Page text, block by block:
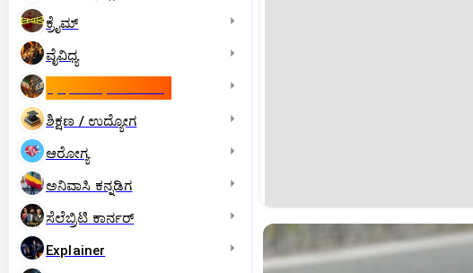
ಕ್ರೈಮ್
ವೈವಿಧ್ಯ
ಶಿಕ್ಷಣ / ಉದ್ಯೋಗ
ಆರೋಗ್ಯ
ಅನಿವಾಸಿ ಕನ್ನಡಿಗ
ಸೆಲೆಬ್ರಿಟಿ ಕಾರ್ನರ್‌
Explainer